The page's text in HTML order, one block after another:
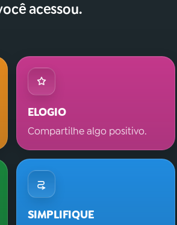
acessou.
ELOGIO
Compartilhe algo positivo.
SIMPLIFIQUE